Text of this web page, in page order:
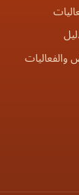
والفعاليات